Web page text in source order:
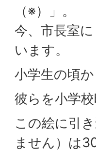
（※）」。
今、市長室
います。
小学生の頃
彼らを小学
この絵に引
ません）は